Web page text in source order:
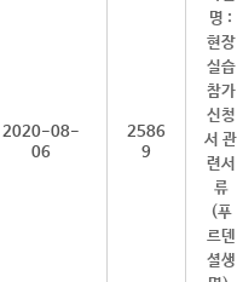
2020-08-
06
2586
9